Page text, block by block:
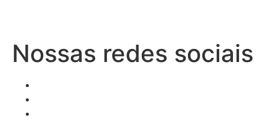
Nossas redes sociais